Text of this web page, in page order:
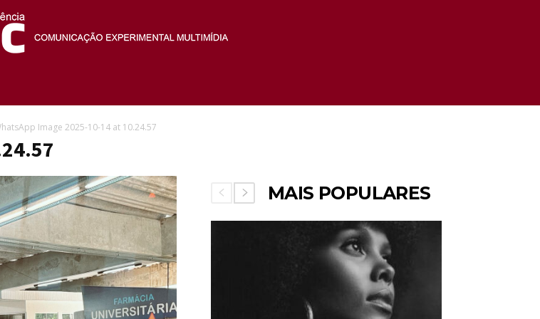
Fotec
Image 2025-10-14 at 10.24.57
MAIS POPULARES